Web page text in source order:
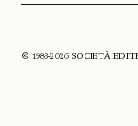
© 1983-2026 SOCIETÀ